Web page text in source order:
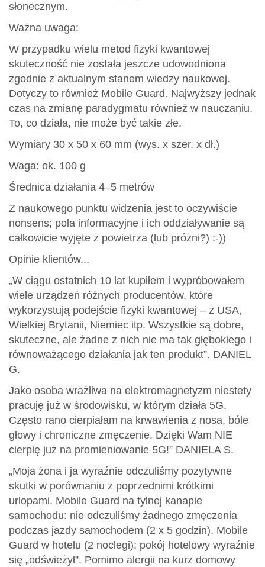
słonecznym.
Ważna uwaga:
W przypadku wielu metod fizyki kwantowej
skuteczność nie została jeszcze udowodniona
zgodnie z aktualnym stanem wiedzy naukowej.
Dotyczy to również Mobile Guard. Najwyższy jednak
czas na zmianę paradygmatu również w nauczaniu.
To, co działa, nie może być takie złe.
Wymiary 30 x 50 x 60 mm (wys. x szer. x dł.)
Waga: ok. 100 g
Średnica działania 4–5 metrów
Z naukowego punktu widzenia jest to oczywiście
nonsens; pola informacyjne i ich oddziaływanie są
całkowicie wyjęte z powietrza (lub próżni?) :-))
Opinie klientów...
„W ciągu ostatnich 10 lat kupiłem i wypróbowałem
wiele urządzeń różnych producentów, które
wykorzystują podejście fizyki kwantowej – z USA,
Wielkiej Brytanii, Niemiec itp. Wszystkie są dobre,
skuteczne, ale żadne z nich nie ma tak głębokiego i
równoważącego działania jak ten produkt”. DANIEL
G.
Jako osoba wrażliwa na elektromagnetyzm niestety
pracuję już w środowisku, w którym działa 5G.
Często rano cierpiałam na krwawienia z nosa, bóle
głowy i chroniczne zmęczenie. Dzięki Wam NIE
cierpię już na promieniowanie 5G!” DANIELA S.
„Moja żona i ja wyraźnie odczuliśmy pozytywne
skutki w porównaniu z poprzednimi krótkimi
urlopami. Mobile Guard na tylnej kanapie
samochodu: nie odczuliśmy żadnego zmęczenia
podczas jazdy samochodem (2 x 5 godzin). Mobile
Guard w hotelu (2 noclegi): pokój hotelowy wyraźnie
się „odświeżył”. Pomimo alergii na kurz domowy